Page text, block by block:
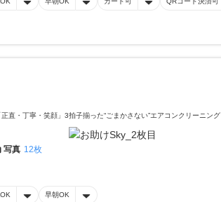
直・丁寧・笑顔」3拍子揃った“ごまかさない”エアコンクリーニング
写真 12枚
早朝OK